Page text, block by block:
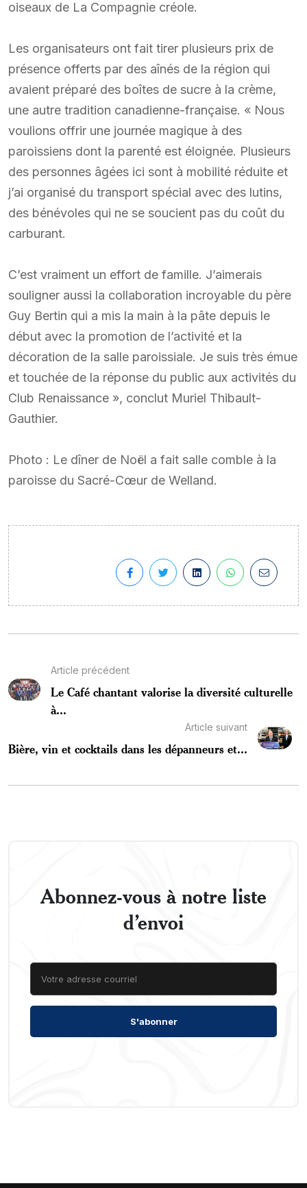
oiseaux de La Compagnie créole.
Les organisateurs ont fait tirer plusieurs prix de
présence offerts par des aînés de la région qui
avaient préparé des boîtes de sucre à la crème,
une autre tradition canadienne-française. « Nous
voulions offrir une journée magique à des
paroissiens dont la parenté est éloignée. Plusieurs
des personnes âgées ici sont à mobilité réduite et
j’ai organisé du transport spécial avec des lutins,
des bénévoles qui ne se soucient pas du coût du
carburant.
C’est vraiment un effort de famille. J’aimerais
souligner aussi la collaboration incroyable du père
Guy Bertin qui a mis la main à la pâte depuis le
début avec la promotion de l’activité et la
décoration de la salle paroissiale. Je suis très émue
et touchée de la réponse du public aux activités du
Club Renaissance », conclut Muriel Thibault-
Gauthier.
Photo : Le dîner de Noël a fait salle comble à la
paroisse du Sacré-Cœur de Welland.
Article précédent
Le Café chantant valorise la diversité culturelle
à...
Article suivant
Bière, vin et cocktails dans les dépanneurs et...
Abonnez-vous à notre liste
d’envoi